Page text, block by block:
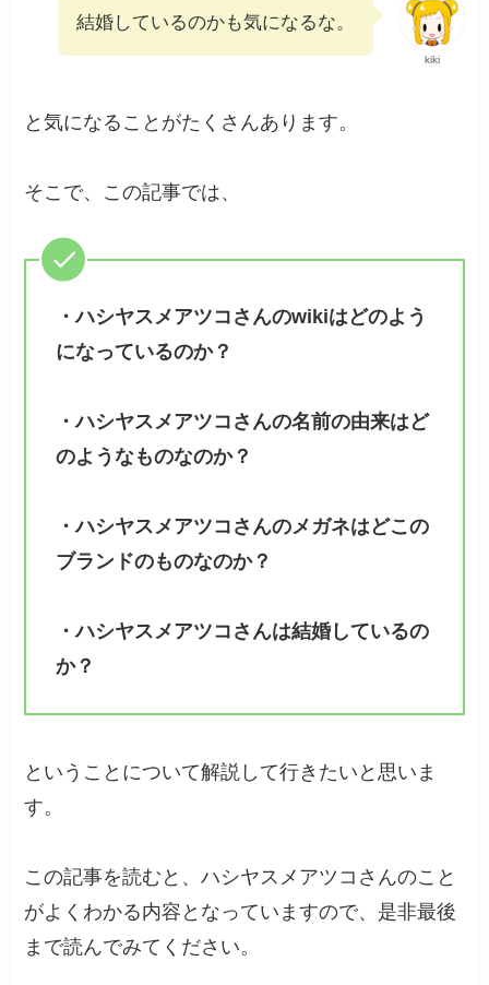
kiki
結婚しているのかも気になるな。
と気になることがたくさんあります。
そこで、この記事では、
・ハシヤスメアツコさんのwikiはどのよう
になっているのか？
・ハシヤスメアツコさんの名前の由来はど
のようなものなのか？
・ハシヤスメアツコさんのメガネはどこの
ブランドのものなのか？
・ハシヤスメアツコさんは結婚しているの
か？
ということについて解説して行きたいと思いま
す。
この記事を読むと、ハシヤスメアツコさんのこと
がよくわかる内容となっていますので、是非最後
まで読んでみてください。